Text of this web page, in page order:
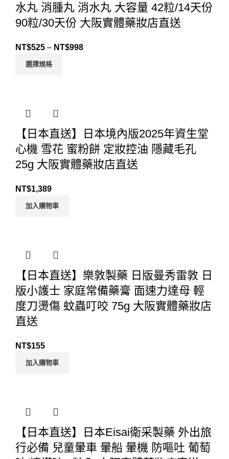
水丸 消腫丸 消水丸 大容量 42粒/14天份
90粒/30天份 大阪實體藥妝店直送
NT$525 – NT$998
選擇規格
【日本直送】日本境內版2025年資生堂
心機 雪花 蜜粉餅 定妝控油 隱藏毛孔
25g 大阪實體藥妝店直送
NT$1,389
加入購物車
【日本直送】樂敦製藥 日版曼秀雷敦 日
版小護士 家庭常備藥膏 面速力達母 輕
度刀燙傷 蚊蟲叮咬 75g 大阪實體藥妝店
直送
NT$155
加入購物車
【日本直送】日本Eisai衛采製藥 外出旅
行必備 兒童暈車 暈船 暈機 防嘔吐 葡萄